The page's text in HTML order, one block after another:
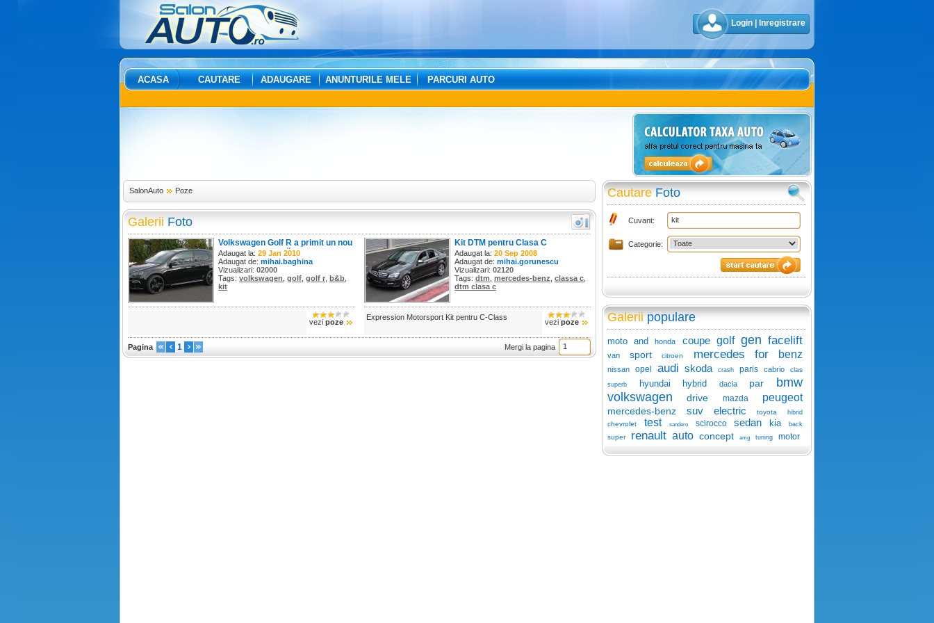
Login Inregistrare
ACASA CAUTARE ADAUGARE ANUNTURILE MELE PARCURI AUTO
SalonAuto Poze
Galerii Foto
Volkswagen Golf R a primit un nou
kit de performantă de la B&B
Adaugat la: 29 Jan 2010
Adaugat de: mihai.baghina
Vizualizari: 02000
Tags: volkswagen golf golf r b&b
kit
vezi poze
Kit DTM pentru Clasa C
Adaugat la: 20 Sep 2008
Adaugat de: mihai.gorunescu
Vizualizari: 02120
Tags: dtm mercedes-benz classa c
dtm clasa c
Expression Motorsport Kit pentru C-Class
vezi poze
Pagina 1 Mergi la pagina
CautareFoto
Cuvant:
Categorie:
Galeriipopulare
moto and honda coupe golf gen facelift
van sport citroen mercedes for benz
nissan opel audi skoda crash paris cabrio clas
superb hyundai hybrid dacia par
bmw
volkswagen
drive mazda peugeot
mercedes-benz suv electric toyota hibrid
chevrolet test sandero scirocco sedan kia back
super renault auto concept amg tuning motor